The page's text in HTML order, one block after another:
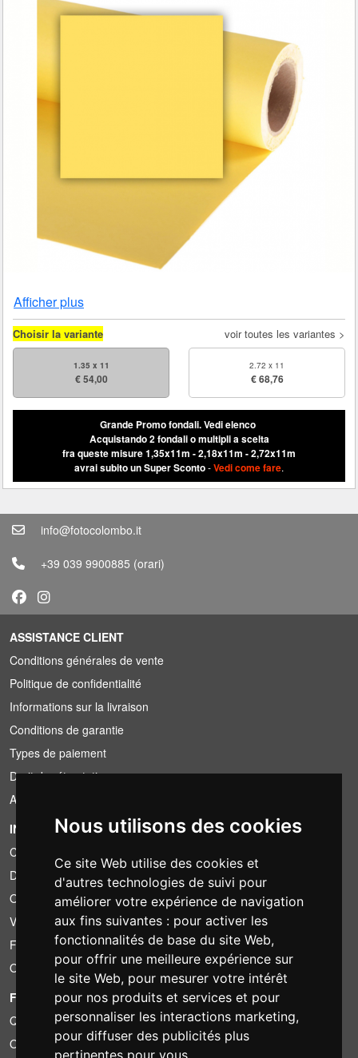
Nous utilisons des cookies
Ce site Web utilise des cookies et
d'autres technologies de suivi pour
améliorer votre expérience de navigation
aux fins suivantes : pour activer les
fonctionnalités de base du site Web,
pour offrir une meilleure expérience sur
le site Web, pour mesurer votre intérêt
pour nos produits et services et pour
personnaliser les interactions marketing,
pour diffuser des publicités plus
pertinentes pour vous
Afficher plus
Choisir la variante voir toutes les variantes >
1.35 x 11
€ 54,00
2.72 x 11
€ 68,76
Grande Promo fondali.Vedi elenco
Acquistando 2 fondali o multipli a scelta
fra queste misure 1,35x11m - 2,18x11m - 2,72x11m
avrai subito un Super Sconto-Vedi come fare.
info@fotocolombo.it
+39 039 9900885 (orari)
ASSISTANCE CLIENT
Conditions générales de vente
Politique de confidentialité
Informations sur la livraison
Conditions de garantie
Types de paiement
Droit de rétractation
Application de la TVA
INFORMATION
Conditions de location
Devis
Offre groupée
Vous avez trouvé moins cher?
Financement
Occasion
FOTOCOLOMBO.IT
Qui sommes-nous
Où nous trouver